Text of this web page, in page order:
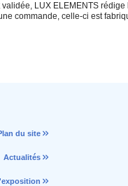
LUX ELEMENTS
commande, celle-ci est
du site
Actualités